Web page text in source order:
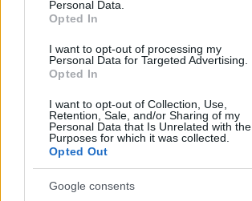
Personal Data.
Opted In
I want to opt-out of processing my
Personal Data for Targeted Advertising.
Opted In
I want to opt-out of Collection, Use,
Retention, Sale, and/or Sharing of my
Personal Data that Is Unrelated with the
Purposes for which it was collected.
Opted Out
Google consents